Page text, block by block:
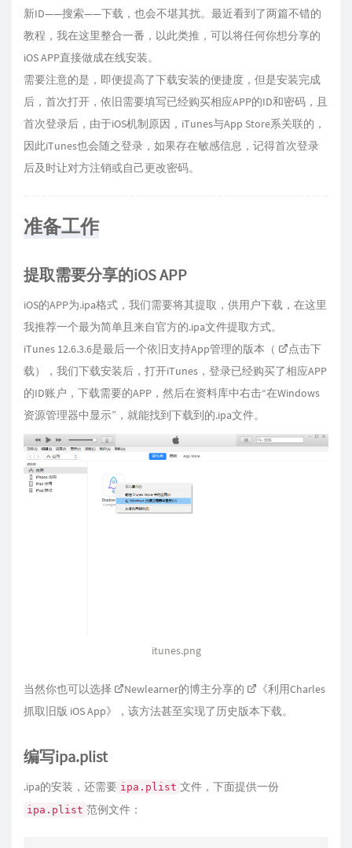
新ID——搜索——下载，也会不堪其扰。最近看到了两篇不错的
教程，我在这里整合一番，以此类推，可以将任何你想分享的
iOS APP直接做成在线安装。
需要注意的是，即便提高了下载安装的便捷度，但是安装完成
后，首次打开，依旧需要填写已经购买相应APP的ID和密码，且
首次登录后，由于iOS机制原因，iTunes与App Store系关联的，
因此iTunes也会随之登录，如果存在敏感信息，记得首次登录
后及时让对方注销或自己更改密码。
准备工作
提取需要分享的iOS APP
iOS的APP为.ipa格式，我们需要将其提取，供用户下载，在这里
我推荐一个最为简单且来自官方的.ipa文件提取方式。
iTunes 12.6.3.6是最后一个依旧支持App管理的版本（
点击下
载），我们下载安装后，打开iTunes，登录已经购买了相应APP
的ID账户，下载需要的APP，然后在资料库中右击“在Windows
资源管理器中显示”，就能找到下载到的.ipa文件。
itunes.png
当然你也可以选择 Newlearner的博主分享的
《利用Charles
抓取旧版 iOS App》
，该方法甚至实现了历史版本下载。
编写ipa.plist
.ipa的安装，还需要 ipa.plist 文件，下面提供一份
ipa.plist 范例文件：